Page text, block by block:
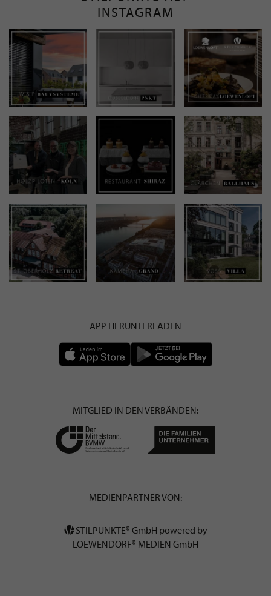
INSTAGRAM
APP HERUNTERLADEN
MITGLIED IN DEN VERBÄNDEN:
MEDIENPARTNER VON:
STILPUNKTE® GmbH powered by
LOEWENDORF® MEDIEN GmbH